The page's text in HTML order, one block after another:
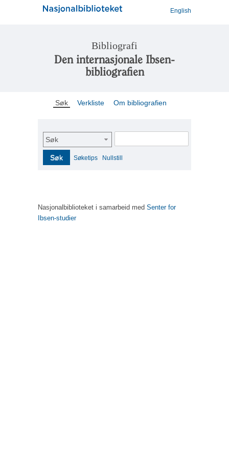
English
Bibliografi
Den internasjonale Ibsen-
bibliografien
Søk Verkliste Om bibliografien
Søk
Søk Søketips Nullstill
Nasjonalbiblioteket i samarbeid med Senter for
Ibsen-studier